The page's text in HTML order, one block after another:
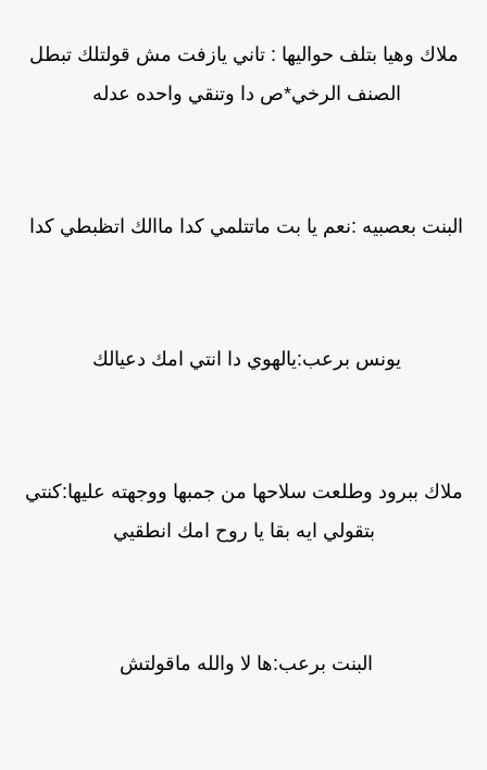
ملاك وهيا بتلف حواليها : تاني يازفت مش قولتلك تبطل
الصنف الرخي*ص دا وتنقي واحده عدله
البنت بعصبيه :نعم يا بت ماتتلمي كدا ماالك اتظبطي كدا
يونس برعب:يالهوي دا انتي امك دعيالك
ملاك ببرود وطلعت سلاحها من جمبها ووجهته عليها:كنتي
بتقولي ايه بقا يا روح امك انطقيي
البنت برعب:ها لا والله ماقولتش